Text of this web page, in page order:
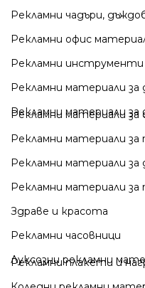
Рекламни чадъри,
Рекламни офис
Рекламни инструменти
Рекламни материали
Рекламни материали
Рекламни материали
Рекламни материали за
Рекламни материали за
Рекламни материали за
Здраве и красота
Рекламни часовници
Луксозни рекламни
Рекламни плакети и